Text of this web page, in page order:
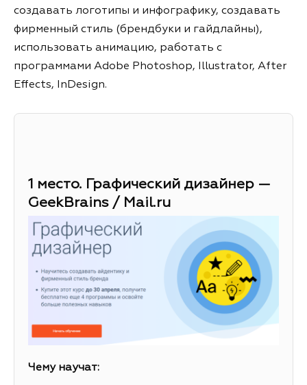
создавать логотипы и инфографику, создавать
фирменный стиль (брендбуки и гайдлайны),
использовать анимацию, работать с
программами Adobe Photoshop, Illustrator, After
Effects, InDesign.
1 место. Графический дизайнер —
GeekBrains / Mail.ru
Чему научат: